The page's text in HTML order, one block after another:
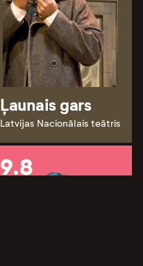
Ļaunais gars
Latvijas Nacionālais teātris
9.8